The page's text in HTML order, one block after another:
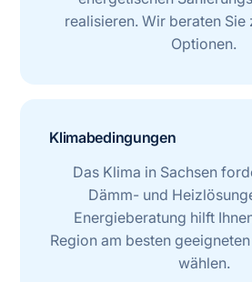
realisieren. Wir beraten Sie
Optionen.
Klimabedingungen
Das Klima in Sachsen
Dämm- und
Energieberatung hilft
Region am besten
wählen.